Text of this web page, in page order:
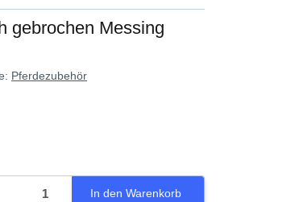
gebrochen Messing
Pferdezubehör
In den Warenkorb